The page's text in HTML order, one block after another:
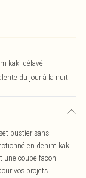
kaki délavé
du jour à la nuit
bustier sans
en denim kaki
une coupe façon
vos projets